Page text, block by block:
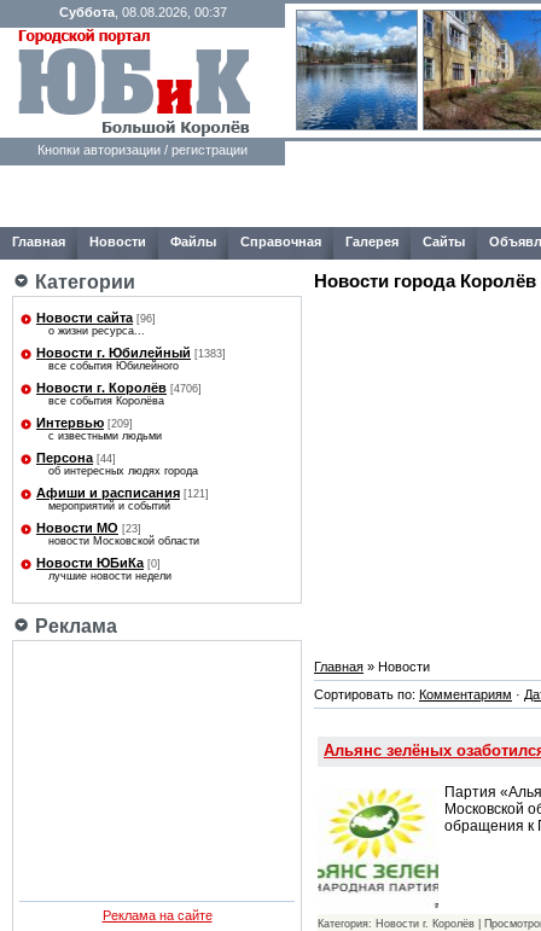
Суббота, 08.08.2026, 00:37
Кнопки авторизации / регистрации
Главная Новости Файлы Справочная Галерея Сайты
Категории
Новости сайта [96]
о жизни ресурса...
Новости г. Юбилейный [1383]
все события Юбилейного
Новости г. Королёв [4706]
все события Королёва
Интервью [209]
с известными людьми
Персона [44]
об интересных людях города
Афиши и расписания [121]
мероприятий и событий
Новости МО [23]
новости Московской области
Новости ЮБиКа [0]
лучшие новости недели
Реклама
Реклама на сайте
Новости города Королёв
Главная » Новости
Сортировать по: Комментариям ·
Альянс зелёных
Партия
Московской
обращения к
Категория: Новости г. Королёв |